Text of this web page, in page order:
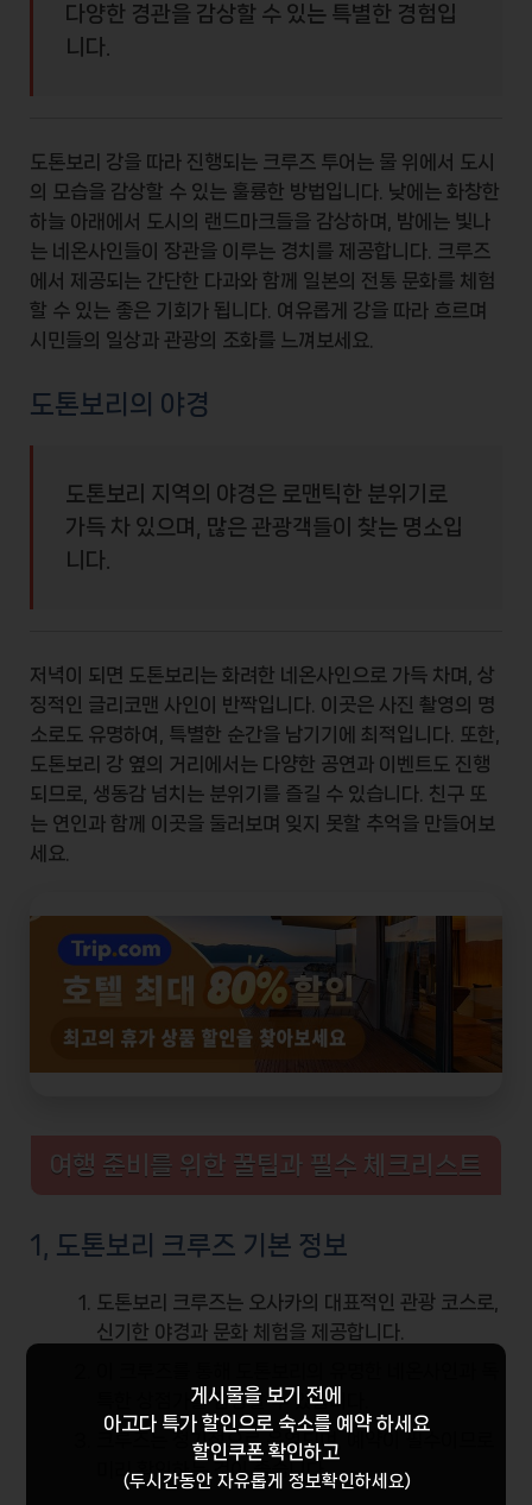
다양한 경관을 감상할 수 있는 특별한 경험입
니다.
도톤보리 강을 따라 진행되는 크루즈 투어 는 물 위에서 도시
의 모습을 감상할 수 있는 훌륭한 방법입니다. 낮에는 화창한
하늘 아래에서 도시의 랜드마크들을 감상하며, 밤에는 빛나
는 네온사인들이 장관을 이루는 경치를 제공합니다. 크루즈
에서 제공되는 간단한 다과와 함께 일본의 전통 문화를 체험
할 수 있는 좋은 기회가 됩니다. 여유롭게 강을 따라 흐르며
시민들의 일상과 관광의 조화를 느껴보세요.
도톤보리의 야경
도톤보리 지역의 야경은 로맨틱한 분위기로
가득 차 있으며, 많은 관광객들이 찾는 명소입
니다.
저녁이 되면 도톤보리는 화려한 네온사인 으로 가득 차며, 상
징적인 글리코맨 사인이 반짝입니다. 이곳은 사진 촬영의 명
소로도 유명하여, 특별한 순간을 남기기 에 최적입니다. 또한,
도톤보리 강 옆의 거리에서는 다양한 공연과 이벤트도 진행
되므로, 생동감 넘치는 분위기를 즐길 수 있습니다. 친구 또
는 연인과 함께 이곳을 둘러보며 잊지 못할 추억을 만들어보
세요.
여행 준비를 위한 꿀팁과 필수 체크리스트
1, 도톤보리 크루즈 기본 정보
도톤보리 크루즈는 오사카의 대표적인 관광 코스로,
신기한 야경과 문화 체험을 제공합니다.
특한 상점가를 감상할 수 있습니다.
크루즈는 정기적으로 운영되며, 예약이 필수이므로
미리 확인하는 것이 좋습니다.
게시물을 보기 전에
아고다 특가 할인으로 숙소를 예약 하세요
할인쿠폰 확인하고
(두시간동안 자유롭게 정보확인하세요)